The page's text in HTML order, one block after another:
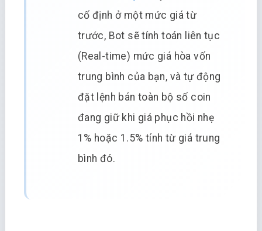
cố định ở một mức giá từ
trước, Bot sẽ tính toán liên tục
(Real-time) mức giá hòa vốn
trung bình của bạn, và tự động
đặt lệnh bán toàn bộ số coin
đang giữ khi giá phục hồi nhẹ
1% hoặc 1.5% tính từ giá trung
bình đó.